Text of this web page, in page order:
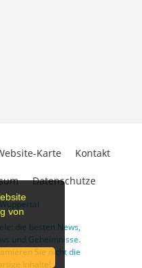
von
die besten News,
und Geheimnisse.
Sie nicht die
Inhalte!
Karte Kontakt
Datenschutze